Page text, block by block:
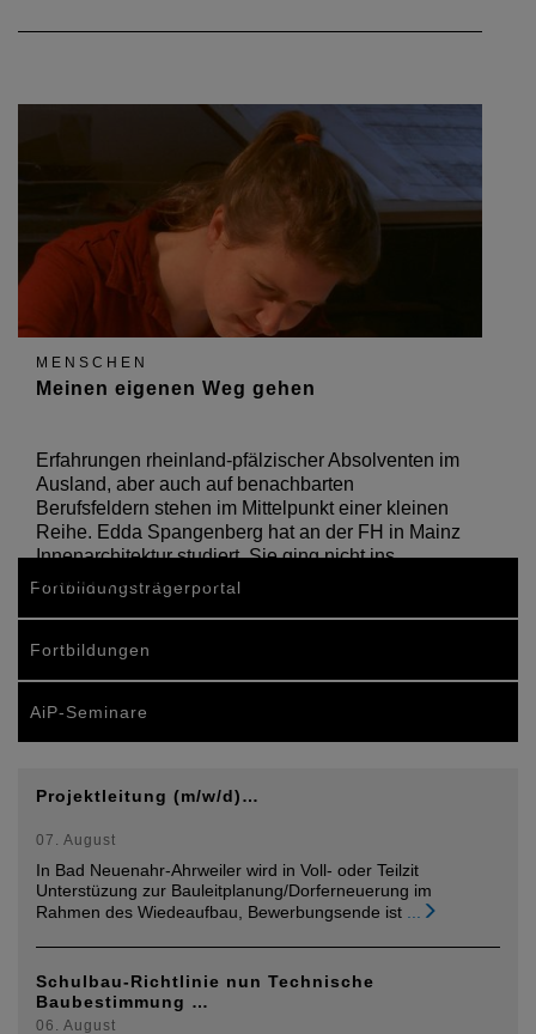
MENSCHEN
Meinen eigenen Weg gehen
Erfahrungen rheinland-pfälzischer Absolventen im
Ausland, aber auch auf benachbarten
Berufsfeldern stehen im Mittelpunkt einer kleinen
Reihe. Edda Spangenberg hat an der FH in Mainz
Innenarchitektur studiert. Sie ging nicht ins
Ausland, sondern hat…
Fortbildungsträgerportal
Fortbildungen
AiP-Seminare
Projektleitung (m/w/d)…
07. August
In Bad Neuenahr-Ahrweiler wird in Voll- oder Teilzit
Unterstüzung zur Bauleitplanung/Dorferneuerung im
Rahmen des Wiedeaufbau, Bewerbungsende ist
Schulbau-Richtlinie nun Technische
Baubestimmung …
06. August